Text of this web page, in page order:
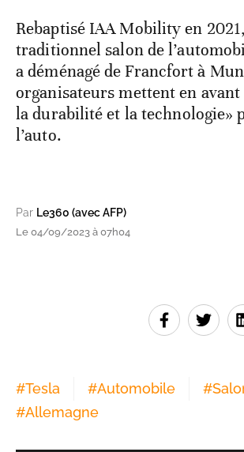
Rebaptisé IAA Mobility en
traditionnel salon de
a déménagé de Francfort à
organisateurs mettent en
la durabilité et la technologie»
l’auto.
Par Le360 (avec AFP)
Le 04/09/2023 à 07h04
#Tesla #Automobile #
#Allemagne